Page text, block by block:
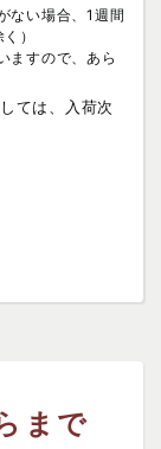
ない場合、1週間
）
ますので、あら
ては、入荷次
まで